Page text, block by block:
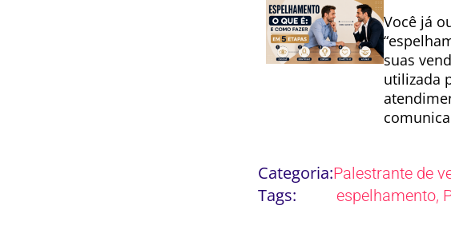
Você já
suas
utilizada
Categoria:Palestrante de
Tags: espelhamento,